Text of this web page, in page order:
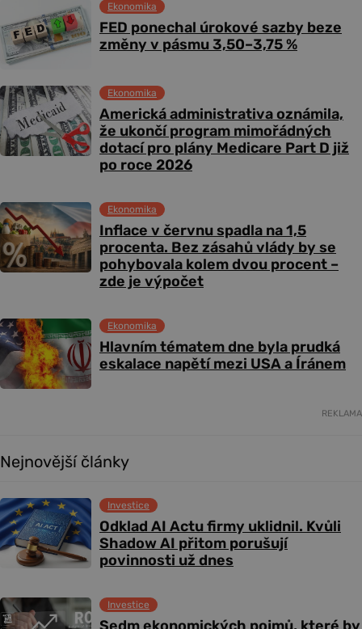
FED ponechal úrokové sazby beze
změny v pásmu 3,50–3,75 %
Ekonomika
Americká administrativa oznámila,
že ukončí program mimořádných
dotací pro plány Medicare Part D již
po roce 2026
Ekonomika
Inflace v červnu spadla na 1,5
procenta. Bez zásahů vlády by se
pohybovala kolem dvou procent –
zde je výpočet
Ekonomika
Hlavním tématem dne byla prudká
eskalace napětí mezi USA a Íránem
Ekonomika
REKLAMA
Nejnovější články
Odklad AI Actu firmy uklidnil. Kvůli
Shadow AI přitom porušují
povinnosti už dnes
Investice
Investice